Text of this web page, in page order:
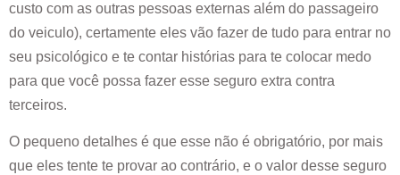
custo com as outras pessoas externas além do passageiro
do veiculo), certamente eles vão fazer de tudo para entrar no
seu psicológico e te contar histórias para te colocar medo
para que você possa fazer esse seguro extra contra
terceiros.
O pequeno detalhes é que esse não é obrigatório, por mais
que eles tente te provar ao contrário, e o valor desse seguro